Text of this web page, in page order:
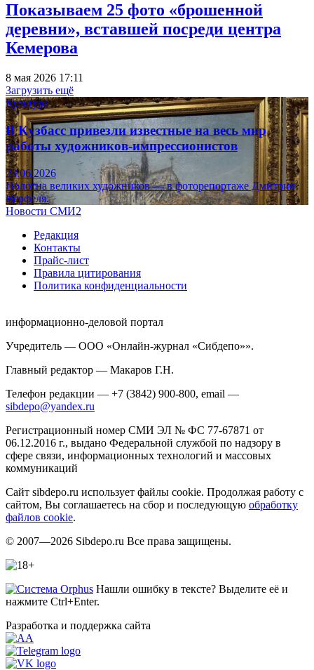
Показываем 25 фото «брошенной
деревни», вставшей посреди центра
Кемерова
8 мая 2026 17:11
Загрузить ещё
Культура
В Кузбасс привезли известные на весь мир
работы художников-импрессионистов
23.06.2026
Полотна великих художников — в фоторепортаже Дмитрия
Верфеля.
Новости СМИ2
Редакция
Контакты
Прайс-лист
Правила цитирования
Политика конфиденциальности
информационно-деловой портал
Учредитель — ООО «Онлайн-журнал «Сибдепо»».
Главный редактор — Макаров Г.Н.
Телефон редакции — +7 (3842) 900-800, email —
sibdepo@yandex.ru
Регистрационный номер СМИ ЭЛ № ФС 77-67871 от
06.12.2016 г., выдано Федеральной службой по надзору в
сфере связи, информационных технологий и массовых
коммуникаций
Сайт sibdepo.ru использует файлы cookie. Продолжая работу с
сайтом, Вы соглашаетесь на сбор и последующую обработку
файлов cookie.
© 2007—2026 Sibdepo.ru Все права защищены.
Нашли ошибку в тексте? Выделите её и
нажмите Ctrl+Enter.
Разработка и поддержка сайта